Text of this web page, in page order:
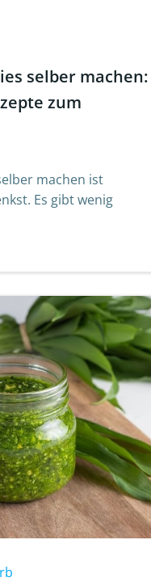
selber machen:
zum
machen ist
Es gibt wenig